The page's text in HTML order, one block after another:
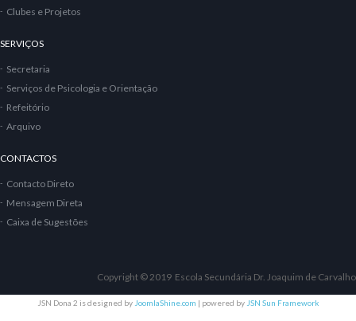
Clubes e Projetos
SERVIÇOS
Secretaria
Serviços de Psicologia e Orientação
Refeitório
Arquivo
CONTACTOS
Contacto Direto
Mensagem Direta
Caixa de Sugestões
Copyright © 2019 Escola Secundária Dr. Joaquim de Carvalho
JSN Dona 2 is designed byJoomlaShine.com | powered byJSN Sun Framework